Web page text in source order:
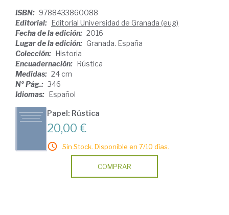
ISBN: 9788433860088
Editorial: Editorial Universidad de Granada (eug)
Fecha de la edición: 2016
Lugar de la edición: Granada. España
Colección: Historia
Encuadernación: Rústica
Medidas: 24 cm
Nº Pág.: 346
Idiomas: Español
Papel: Rústica
20,00 €
Sin Stock. Disponible en 7/10 días.
COMPRAR